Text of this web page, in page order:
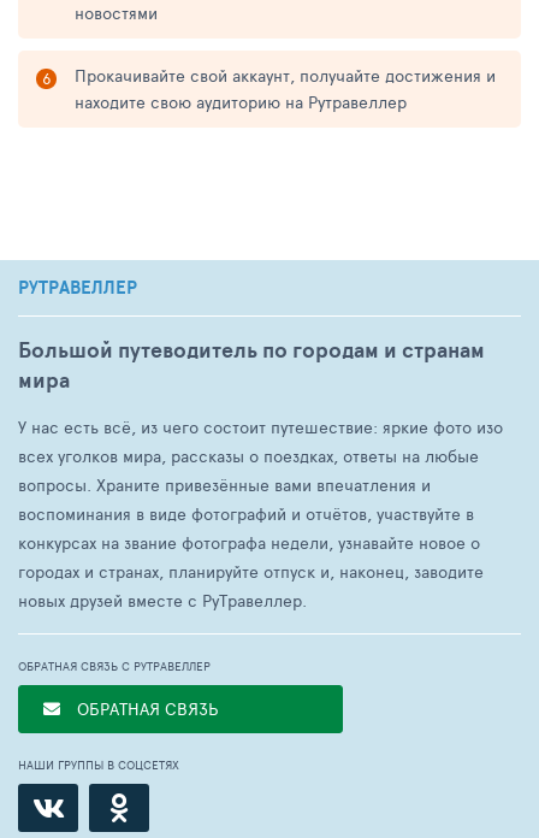
новостями
Прокачивайте свой аккаунт, получайте достижения и
находите свою аудиторию на Рутравеллер
РУТРАВЕЛЛЕР
Большой путеводитель по городам и странам
мира
У нас есть всё, из чего состоит путешествие: яркие фото изо
всех уголков мира, рассказы о поездках, ответы на любые
вопросы. Храните привезённые вами впечатления и
воспоминания в виде фотографий и отчётов, участвуйте в
конкурсах на звание фотографа недели, узнавайте новое о
городах и странах, планируйте отпуск и, наконец, заводите
новых друзей вместе с РуТравеллер.
ОБРАТНАЯ СВЯЗЬ С РУТРАВЕЛЛЕР
ОБРАТНАЯ СВЯЗЬ
НАШИ ГРУППЫ В СОЦСЕТЯХ